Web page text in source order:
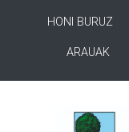
HONI BURUZ
ARAUAK